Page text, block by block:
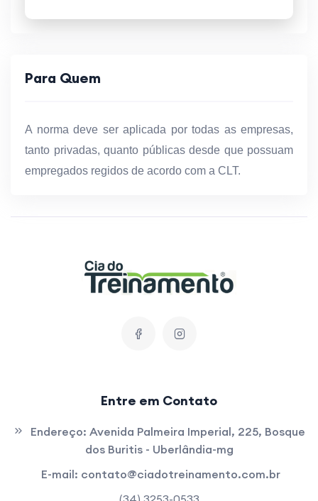
Para Quem
A norma deve ser aplicada por todas as empresas,
tanto privadas, quanto públicas desde que possuam
empregados regidos de acordo com a CLT.
Entre em Contato
Endereço: Avenida Palmeira Imperial, 225, Bosque
dos Buritis - Uberlândia-mg
E-mail: contato@ciadotreinamento.com.br